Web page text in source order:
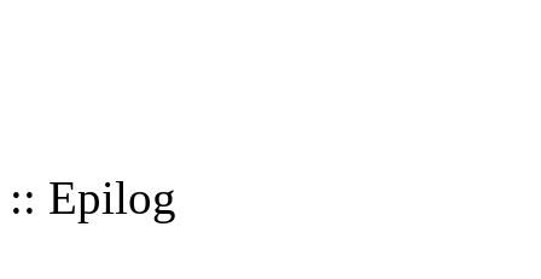
:: Epilog